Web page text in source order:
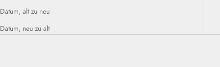
Datum, alt zu neu
Datum, neu zu alt